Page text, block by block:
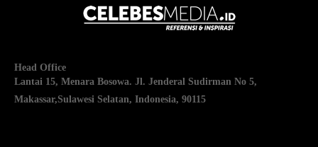
Head Office
Lantai 15, Menara Bosowa. Jl. Jenderal Sudirman No 5,
Makassar,Sulawesi Selatan, Indonesia, 90115